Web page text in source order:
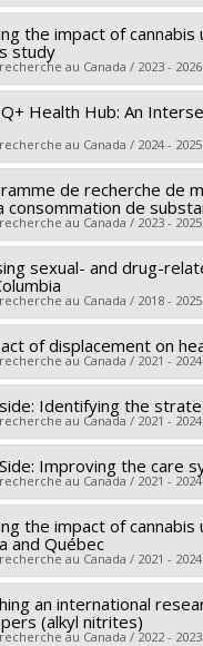
IRSC/Instituts de
PVXXXXXX-
: Rodney Knight
: Olivier Ferlatte,
,Marie Jauffret-
IRSC/Instituts de
PVXXXXXX-(PJT)
the impact of
study
au Canada / 2023 - 2026
: Rodney Knight
: Rodney Knight
IRSC/Instituts de
PVXXXXXX-
Health Hub: An
au Canada / 2024 - 2025
: Daniel Grace
: Rodney Knight
IRSC/Instituts de
PVXXXXXX-
de recherche de
consommation de
au Canada / 2023 - 2025
: Rodney Knight
FRQS/Fonds de
PVXXXXXX-
sexual- and drug-
au Canada / 2018 - 2025
: Rodney Knight
IRSC/Instituts de
PVXXXXXX-
of displacement on
au Canada / 2021 - 2024
: Rodney Knight
Identifying the
au Canada / 2021 - 2024
: Rodney Knight,
IRSC/Instituts de
PVXXXXXX-
Improving the care
au Canada / 2021 - 2024
: Rodney Knight,
the impact of
and Québec
au Canada / 2021 - 2024
: Rodney Knight,
IRSC/Instituts de
an international
(alkyl nitrites)
au Canada / 2022 - 2023